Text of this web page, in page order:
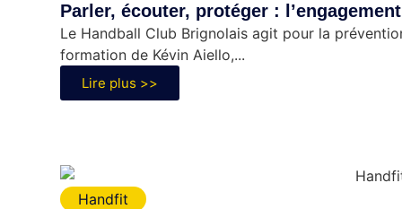
Parler, écouter, protéger :
Le Handball Club Brignolais agit pour la
formation de Kévin Aiello,...
Lire plus >>
Handfit